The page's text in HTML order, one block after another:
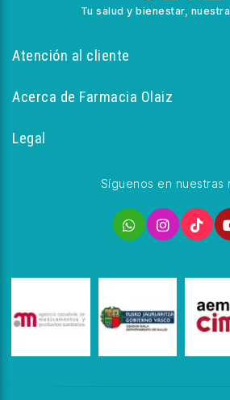
Tu salud y bienestar,
Atención al cliente
Acerca de Farmacia Olaiz
Legal
Síguenos en nuestras